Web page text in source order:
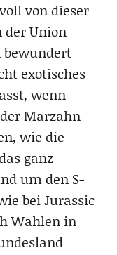
von dieser
der Union
exotisches
wenn
Marzahn
wie die
ganz
um den S-
bei Jurassic
Wahlen in